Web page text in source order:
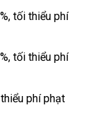
tối thiểu phí
tối thiểu phí
phí phạt